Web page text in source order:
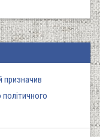
призначив